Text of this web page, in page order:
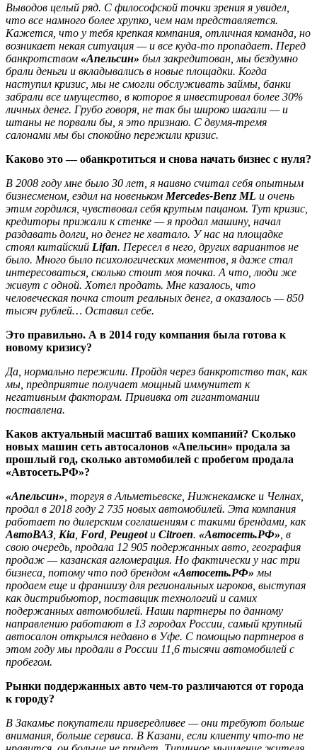
Выводов целый ряд. С философской точки зрения я увидел,
что все намного более хрупко, чем нам представляется.
Кажется, что у тебя крепкая компания, отличная команда, но
возникает некая ситуация — и все куда-то пропадает. Перед
банкротством «Апельсин» был закредитован, мы бездумно
брали деньги и вкладывались в новые площадки. Когда
наступил кризис, мы не смогли обслуживать займы, банки
забрали все имущество, в которое я инвестировал более 30%
личных денег. Грубо говоря, не так бы широко шагали — и
штаны не порвали бы, я это признаю. С двумя-тремя
салонами мы бы спокойно пережили кризис.
Каково это — обанкротиться и снова начать бизнес с нуля?
В 2008 году мне было 30 лет, я наивно считал себя опытным
бизнесменом, ездил на новеньком Mercedes-Benz ML и очень
этим гордился, чувствовал себя крутым пацаном. Тут кризис,
кредиторы прижали к стенке — я продал машину, начал
раздавать долги, но денег не хватало. У нас на площадке
стоял китайский Lifan. Пересел в него, других вариантов не
было. Много было психологических моментов, я даже стал
интересоваться, сколько стоит моя почка. А что, люди же
живут с одной. Хотел продать. Мне казалось, что
человеческая почка стоит реальных денег, а оказалось — 850
тысяч рублей… Оставил себе.
Это правильно. А в 2014 году компания была готова к
новому кризису?
Да, нормально пережили. Пройдя через банкротство так, как
мы, предприятие получает мощный иммунитет к
негативным факторам. Прививка от гигантомании
поставлена.
Каков актуальный масштаб ваших компаний? Сколько
новых машин сеть автосалонов «Апельсин» продала за
прошлый год, сколько автомобилей с пробегом продала
«Автосеть.РФ»?
«Апельсин» , торгуя в Альметьевске, Нижнекамске и Челнах,
продал в 2018 году 2 735 новых автомобилей. Эта компания
работает по дилерским соглашениям с такими брендами, как
АвтоВАЗ Kia Ford, Peugeotи Citroen. «Автосеть.РФ» , в
свою очередь, продала 12 905 подержанных авто, география
продаж — казанская агломерация. Но фактически у нас три
бизнеса, потому что под брендом «Автосеть.РФ» мы
продаем еще и франшизу для региональных игроков, выступая
как дистрибьютор, поставщик технологий и самих
подержанных автомобилей. Наши партнеры по данному
направлению работают в 13 городах России, самый крупный
автосалон открылся недавно в Уфе. С помощью партнеров в
этом году мы продали в России 11,6 тысячи автомобилей с
пробегом.
Рынки поддержанных авто чем-то различаются от города
к городу?
В Закамье покупатели привередливее — они требуют больше
внимания, больше сервиса. В Казани, если клиенту что-то не